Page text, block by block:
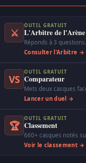
⚔
OUTIL GRATUIT
L'Arbitre de l'Arène
Réponds à 3
Consulter l'Arbitre →
VS
OUTIL GRATUIT
Comparateur
Mets deux casques
Lancer un duel →
🏆
OUTIL GRATUIT
Classement
660+ casques notés
Voir le classement →